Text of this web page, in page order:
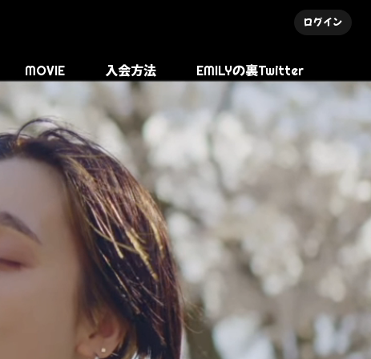
ログイン
MOVIE 入会方法 EMILYの裏Twitter